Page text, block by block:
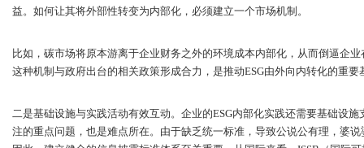
益。如何让其将外部性转变为内部化，必须建立一个市场机制。
比如，碳市场将原本游离于企业财务之外的环境成本内部化，从而倒逼企
这种机制与政府出台的相关政策形成合力，是推动ESG由外向内转化的重要
二是基础设施与实践活动有效互动。企业的ESG内部化实践还需要基础设
注的重点问题，也是难点所在。由于缺乏统一标准，导致公说公有理，婆